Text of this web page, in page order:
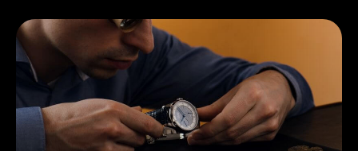
Kategoriegalerie überspringen